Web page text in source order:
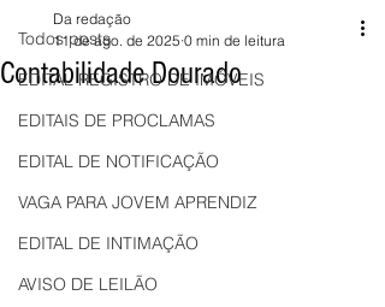
Todos posts
EDITAL REGISTRO DE IMÓVEIS
EDITAIS DE PROCLAMAS
EDITAL DE NOTIFICAÇÃO
VAGA PARA JOVEM APRENDIZ
EDITAL DE INTIMAÇÃO
AVISO DE LEILÃO
Contabilidade Dourado
Da redação
11 de ago. de 2025 0 min de leitura